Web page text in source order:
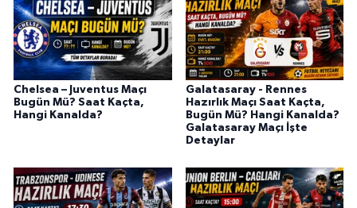
Chelsea – Juventus Maçı
Bugün Mü? Saat Kaçta,
Hangi Kanalda?
Galatasaray - Rennes
Hazırlık Maçı Saat Kaçta,
Bugün Mü? Hangi Kanalda?
Galatasaray Maçı İşte
Detaylar